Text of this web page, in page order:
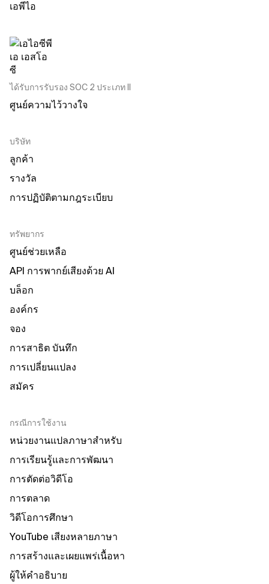
เอพีไอ
ได้รับการรับรอง SOC 2 ประเภท II
ศูนย์ความไว้วางใจ
บริษัท
ลูกค้า
รางวัล
การปฏิบัติตามกฎระเบียบ
ทรัพยากร
ศูนย์ช่วยเหลือ
API การพากย์เสียงด้วย AI
บล็อก
องค์กร
จอง
การสาธิต บันทึก
การเปลี่ยนแปลง
สมัคร
กรณีการใช้งาน
หน่วยงานแปลภาษาสำหรับ
การเรียนรู้และการพัฒนา
การตัดต่อวิดีโอ
การตลาด
วิดีโอการศึกษา
YouTube เสียงหลายภาษา
การสร้างและเผยแพร่เนื้อหา
ผู้ให้คำอธิบาย